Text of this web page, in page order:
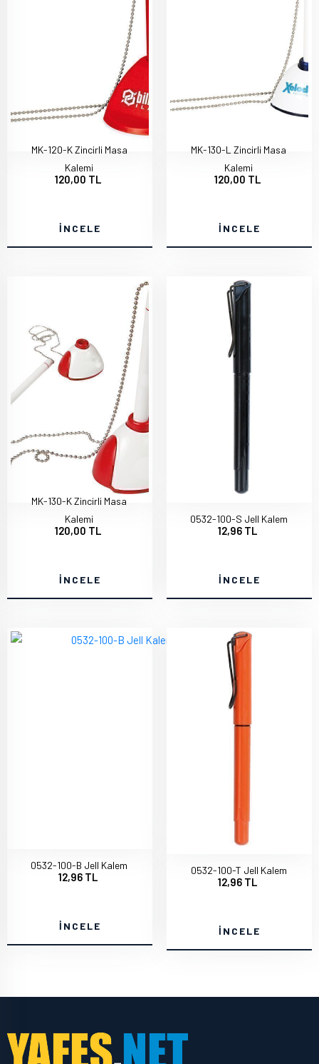
MK-120-K Zincirli Masa
Kalemi
120,00 TL
İNCELE
MK-130-L Zincirli Masa
Kalemi
120,00 TL
İNCELE
MK-130-K Zincirli Masa
Kalemi
120,00 TL
İNCELE
0532-100-S Jell Kalem
12,96 TL
İNCELE
0532-100-B Jell Kalem
12,96 TL
İNCELE
0532-100-T Jell Kalem
12,96 TL
İNCELE